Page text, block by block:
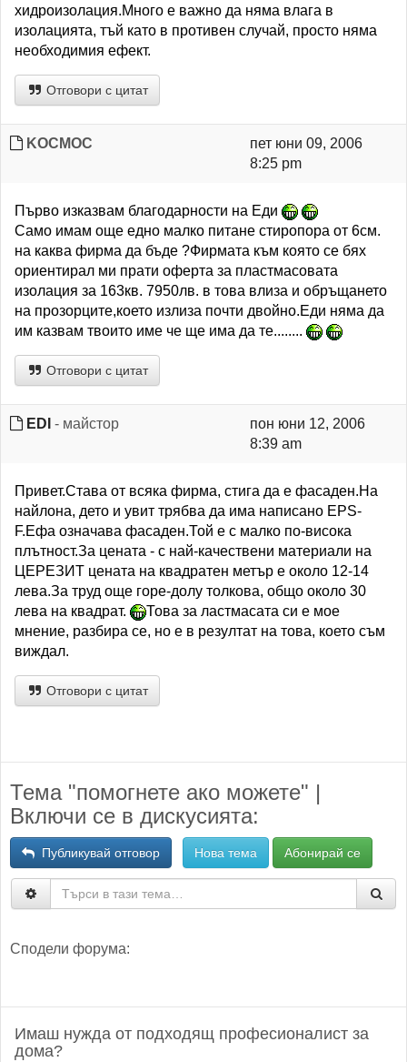
хидроизолация.Много е важно да няма влага в
изолацията, тъй като в противен случай, просто няма
необходимия ефект.
Отговори с цитат
KOCMOC
пет юни 09, 2006
8:25 pm
Първо изказвам благодарности на Еди
Само имам още едно малко питане стиропора от 6см.
на каква фирма да бъде ?Фирмата към която се бях
ориентирал ми прати оферта за пластмасовата
изолация за 163кв. 7950лв. в това влиза и обръщането
на прозорците,което излиза почти двойно.Еди няма да
им казвам твоито име че ще има да те........
Отговори с цитат
EDI - майстор
пон юни 12, 2006
8:39 am
Привет.Става от всяка фирма, стига да е фасаден.На
найлона, дето и увит трябва да има написано EPS-
F.Ефа означава фасаден.Той е с малко по-висока
плътност.За цената - с най-качествени материали на
ЦЕРЕЗИТ цената на квадратен метър е около 12-14
лева.За труд още горе-долу толкова, общо около 30
лева на квадрат.
Това за ластмасата си е мое
мнение, разбира се, но е в резултат на това, което съм
виждал.
Отговори с цитат
Тема "помогнете ако можете" |
Включи се в дискусията:
Публикувай отговор Нова тема Абонирай се
Сподели форума:
Имаш нужда от подходящ професионалист за
дома?